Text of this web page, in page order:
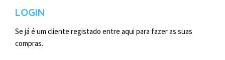
LOGIN
Se já é um cliente registado entre aqui para fazer as suas
compras.